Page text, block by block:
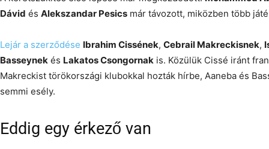
Dávid és Alekszandar Pesics már távozott, miközben több
Lejár a szerződése Ibrahim Cissének, Cebrail Makreckisnek,
Basseynek és Lakatos Csongornak is. Közülük Cissé iránt
Makreckist törökországi klubokkal hozták hírbe, Aaneba és
semmi esély.
Eddig egy érkező van